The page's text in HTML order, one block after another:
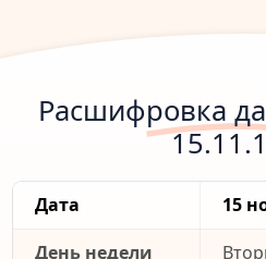
Расшифровка
Дата
15
День недели